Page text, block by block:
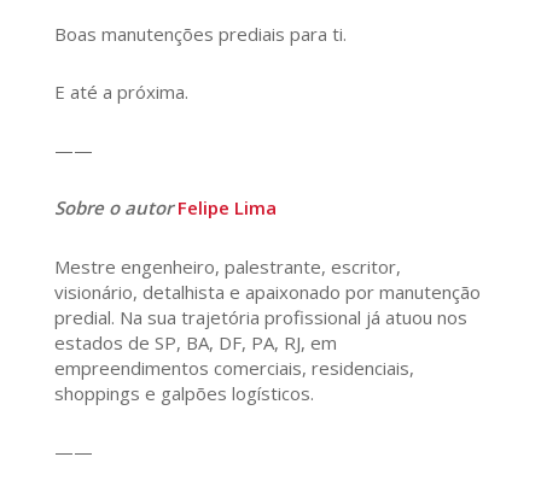
Boas manutenções prediais para ti.
E até a próxima.
——
Sobre o autorFelipe Lima
Mestre engenheiro, palestrante, escritor,
visionário, detalhista e apaixonado por manutenção
predial. Na sua trajetória profissional já atuou nos
estados de SP, BA, DF, PA, RJ, em
empreendimentos comerciais, residenciais,
shoppings e galpões logísticos.
——